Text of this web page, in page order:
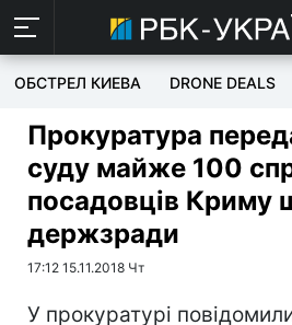
ОБСТРЕЛ КИЕВА DRONE DEALS
Прокуратура
суду майже 100
посадовців Криму
держзради
17:12 15.11.2018 Чт
У прокуратурі